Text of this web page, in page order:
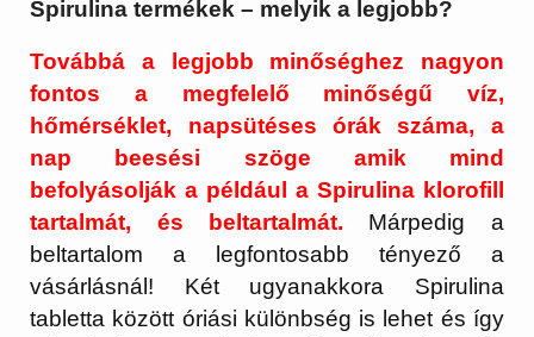
Spirulina termékek – melyik a legjobb?
Továbbá a legjobb minőséghez nagyon
fontos a megfelelő minőségű víz,
hőmérséklet, napsütéses órák száma, a
nap beesési szöge amik mind
befolyásolják a például a Spirulina klorofill
tartalmát, és beltartalmát. Márpedig a
beltartalom a legfontosabb tényező a
vásárlásnál! Két ugyanakkora Spirulina
tabletta között óriási különbség is lehet és így